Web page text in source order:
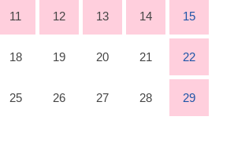
11 12 13 14 15
18 19 20 21 22
25 26 27 28 29